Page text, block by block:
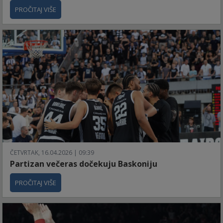
PROČITAJ VIŠE
ČETVRTAK, 16.04.2026 | 09:39
Partizan večeras dočekuju Baskoniju
PROČITAJ VIŠE